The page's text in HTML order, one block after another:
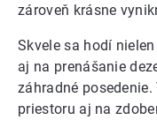
zároveň krásne
Skvele sa hodí
aj na prenášanie
záhradné
priestoru aj na